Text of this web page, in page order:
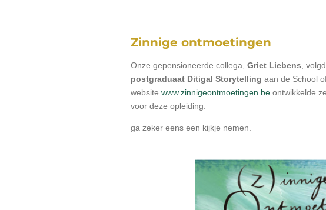
Zinnige ontmoetingen
Onze gepensioneerde collega, Griet Liebens ,
postgraduaat Ditigal Storytelling aan de School
website www.zinnigeontmoetingen.be ontwikkelde
voor deze opleiding.
ga zeker eens een kijkje nemen.